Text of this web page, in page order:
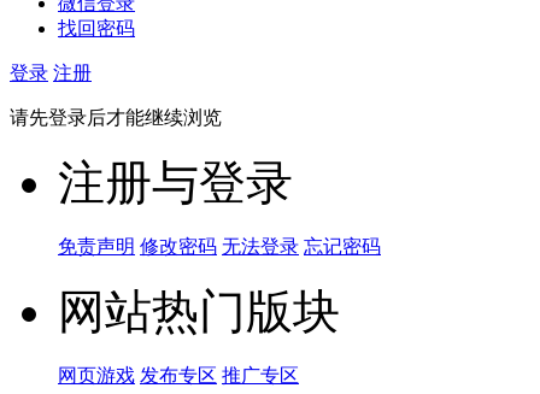
找回密码
登录 注册
请先登录后才能继续浏览
注册与登录
免责声明 修改密码 无法登录 忘记密码
网站热门版块
网页游戏 发布专区 推广专区